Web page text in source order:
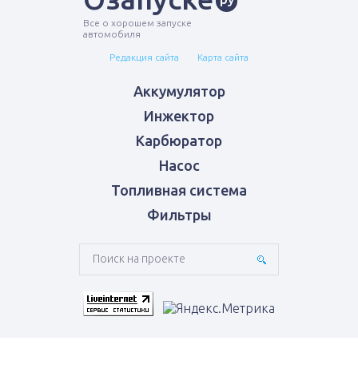
Все о хорошем запуске
автомобиля
Редакция сайта Карта сайта
Аккумулятор
Инжектор
Карбюратор
Насос
Топливная система
Фильтры